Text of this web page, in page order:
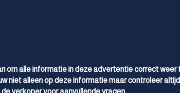
om alle informatie in deze advertentie correct
niet alleen op deze informatie maar controleer
verkoper voor aanvullende vragen.